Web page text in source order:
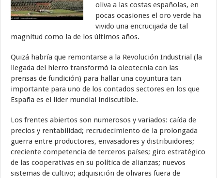
oliva a las costas españolas, en
pocas ocasiones el oro verde ha
vivido una encrucijada de tal
magnitud como la de los últimos años.
Quizá habría que remontarse a la Revolución Industrial (la
llegada del hierro transformó la oleotecnia con las
prensas de fundición) para hallar una coyuntura tan
importante para uno de los contados sectores en los que
España es el líder mundial indiscutible.
Los frentes abiertos son numerosos y variados: caída de
precios y rentabilidad; recrudecimiento de la prolongada
guerra entre productores, envasadores y distribuidores;
creciente competencia de terceros países; giro estratégico
de las cooperativas en su política de alianzas; nuevos
sistemas de cultivo; adquisición de olivares fuera de